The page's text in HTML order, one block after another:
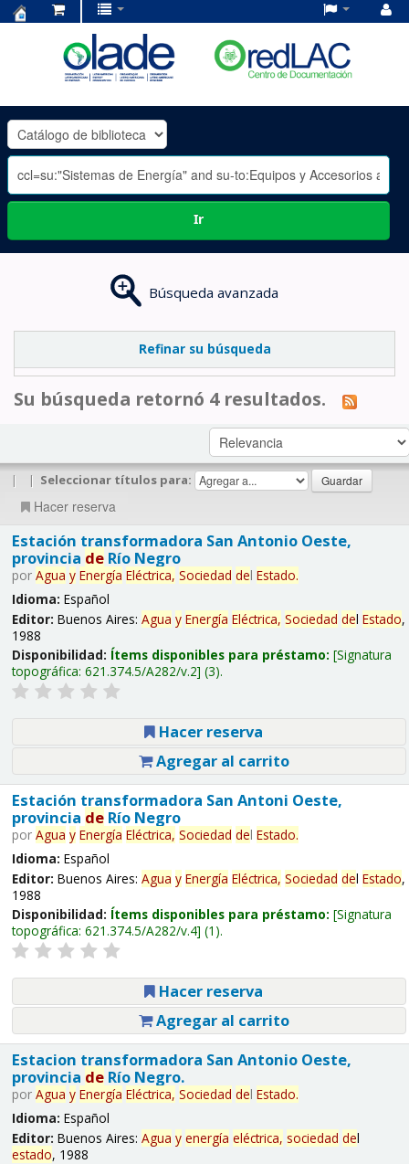
OLADE
-
Ir
Búsqueda avanzada
Refinar su búsqueda
Su búsqueda retornó 4 resultados.
| | Seleccionar títulos para:
Hacer reserva
Estación transformadora San Antonio Oeste,
provincia deRío Negro
por Agua y Energía Eléctrica, Sociedad del Estado.
Idioma: Español
Editor: Buenos Aires: Agua y Energía Eléctrica, Sociedad del Estado,
1988
Disponibilidad: Ítems disponibles para préstamo: Signatura
topográfica: 621.374.5/A282/v.2 (3).
Hacer reserva
Agregar al carrito
Estación transformadora San Antoni Oeste,
provincia deRío Negro
por Agua y Energía Eléctrica, Sociedad del Estado.
Idioma: Español
Editor: Buenos Aires: Agua y Energía Eléctrica, Sociedad del Estado,
1988
Disponibilidad: Ítems disponibles para préstamo: Signatura
topográfica: 621.374.5/A282/v.4 (1).
Hacer reserva
Agregar al carrito
Estacion transformadora San Antonio Oeste,
provincia deRío Negro.
por Agua y Energía Eléctrica, Sociedad del Estado.
Idioma: Español
Editor: Buenos Aires: Agua y energía eléctrica, sociedad del
estado, 1988